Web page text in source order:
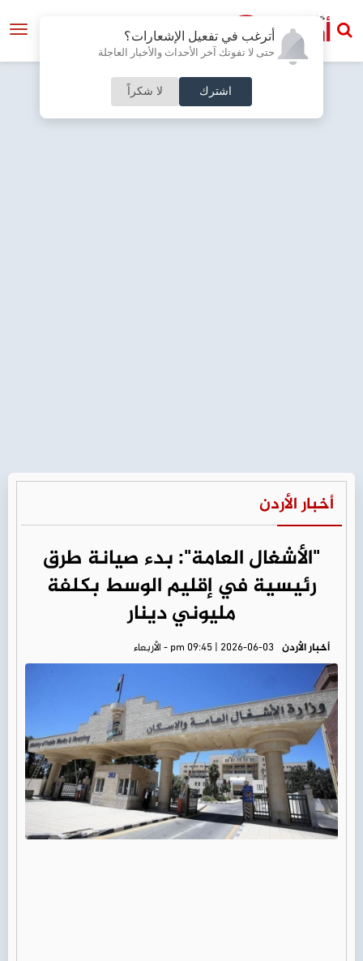
أترغب في تفعيل الإشعارات؟
حتى لا تفوتك آخر الأحداث والأخبار العاجلة
اشترك لا شكراً
أخبار الأردن
"الأشغال العامة": بدء صيانة طرق
رئيسية في إقليم الوسط بكلفة
مليوني دينار
أخبار الأردن pm 09:45 | 2026-06-03 - الأربعاء